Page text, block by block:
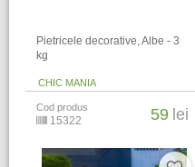
Pietricele decorative, Albe - 3
kg
CHIC MANIA
Cod produs
15322 59 lei